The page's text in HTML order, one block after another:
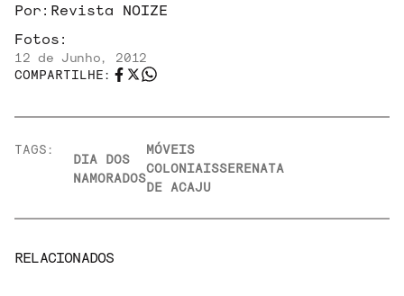
Por: Revista NOIZE
Fotos:
12 de Junho, 2012
COMPARTILHE:
TAGS:
DIA DOS
NAMORADOS
MÓVEIS
COLONIAIS
DE ACAJU
SERENATA
RELACIONADOS